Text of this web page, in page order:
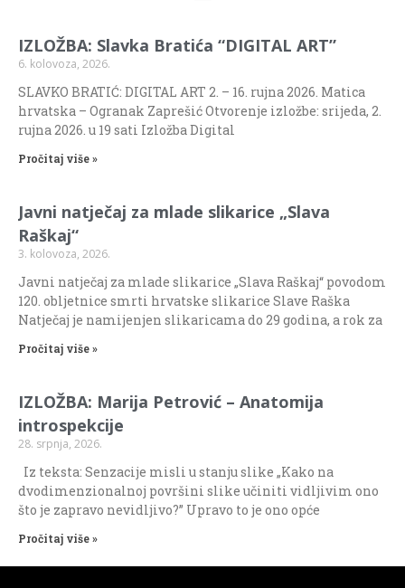
IZLOŽBA: Slavka Bratića “DIGITAL ART”
6. kolovoza, 2026.
SLAVKO BRATIĆ: DIGITAL ART 2. – 16. rujna 2026. Matica
hrvatska – Ogranak Zaprešić Otvorenje izložbe: srijeda, 2.
rujna 2026. u 19 sati Izložba Digital
Pročitaj više »
Javni natječaj za mlade slikarice „Slava
Raškaj“
3. kolovoza, 2026.
Javni natječaj za mlade slikarice „Slava Raškaj“ povodom
120. obljetnice smrti hrvatske slikarice Slave Raška
Natječaj je namijenjen slikaricama do 29 godina, a rok za
Pročitaj više »
IZLOŽBA: Marija Petrović – Anatomija
introspekcije
28. srpnja, 2026.
Iz teksta: Senzacije misli u stanju slike „Kako na
dvodimenzionalnoj površini slike učiniti vidljivim ono
što je zapravo nevidljivo?” Upravo to je ono opće
Pročitaj više »